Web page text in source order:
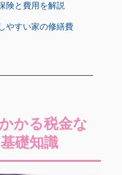
険と費用を解説
やすい家の修繕費
かる税金な
礎知識